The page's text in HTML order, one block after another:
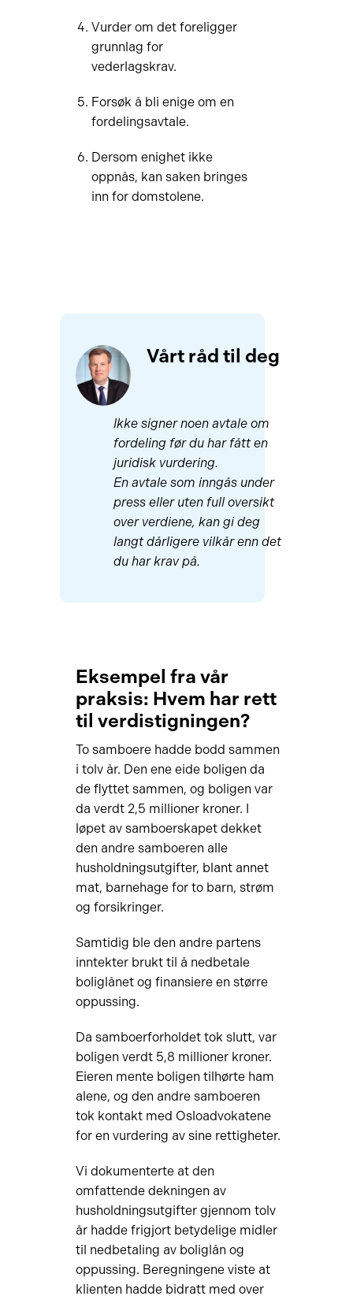
Vurder om det foreligger
grunnlag for
vederlagskrav.
Forsøk å bli enige om en
fordelingsavtale.
Dersom enighet ikke
oppnås, kan saken bringes
inn for domstolene.
Vårt råd til deg
Ikke signer noen avtale om
fordeling før du har fått en
juridisk vurdering.
En avtale som inngås under
press eller uten full oversikt
over verdiene, kan gi deg
langt dårligere vilkår enn det
du har krav på.
Eksempel fra vår
praksis: Hvem har rett
til verdistigningen?
To samboere hadde bodd sammen
i tolv år. Den ene eide boligen da
de flyttet sammen, og boligen var
da verdt 2,5 millioner kroner. I
løpet av samboerskapet dekket
den andre samboeren alle
husholdningsutgifter, blant annet
mat, barnehage for to barn, strøm
og forsikringer.
Samtidig ble den andre partens
inntekter brukt til å nedbetale
boliglånet og finansiere en større
oppussing.
Da samboerforholdet tok slutt, var
boligen verdt 5,8 millioner kroner.
Eieren mente boligen tilhørte ham
alene, og den andre samboeren
tok kontakt med Osloadvokatene
for en vurdering av sine rettigheter.
Vi dokumenterte at den
omfattende dekningen av
husholdningsutgifter gjennom tolv
år hadde frigjort betydelige midler
til nedbetaling av boliglån og
oppussing. Beregningene viste at
klienten hadde bidratt med over